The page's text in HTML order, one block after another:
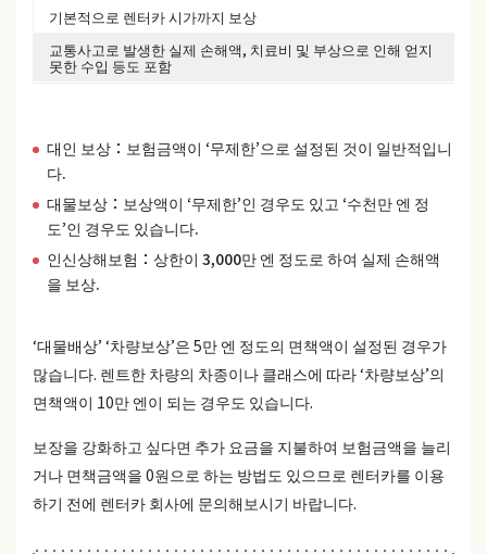
기본적으로 렌터카 시가까지 보상
교통사고로 발생한 실제 손해액, 치료비 및 부상으로 인해 얻지
못한 수입 등도 포함
대인 보상：보험금액이 ‘무제한’으로 설정된 것이 일반적입니
다.
대물보상：보상액이 ‘무제한’인 경우도 있고 ‘수천만 엔 정
도’인 경우도 있습니다.
인신상해보험：상한이 3,000만 엔 정도로 하여 실제 손해액
을 보상.
‘대물배상’ ‘차량보상’은 5만 엔 정도의 면책액이 설정된 경우가
많습니다. 렌트한 차량의 차종이나 클래스에 따라 ‘차량보상’의
면책액이 10만 엔이 되는 경우도 있습니다.
보장을 강화하고 싶다면 추가 요금을 지불하여 보험금액을 늘리
거나 면책금액을 0원으로 하는 방법도 있으므로 렌터카를 이용
하기 전에 렌터카 회사에 문의해보시기 바랍니다.